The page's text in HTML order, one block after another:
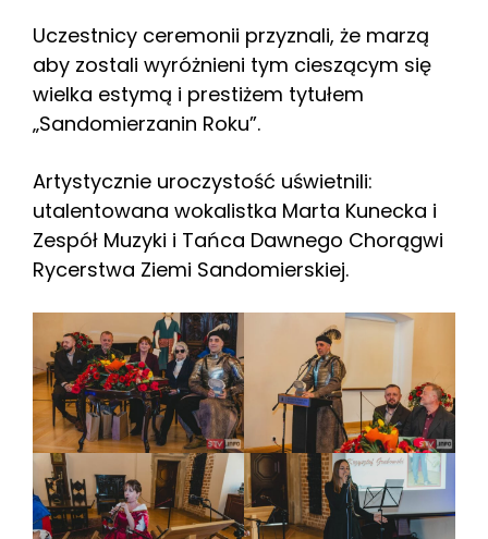
Uczestnicy ceremonii przyznali, że marzą
aby zostali wyróżnieni tym cieszącym się
wielka estymą i prestiżem tytułem
„Sandomierzanin Roku”.
Artystycznie uroczystość uświetnili:
utalentowana wokalistka Marta Kunecka i
Zespół Muzyki i Tańca Dawnego Chorągwi
Rycerstwa Ziemi Sandomierskiej.